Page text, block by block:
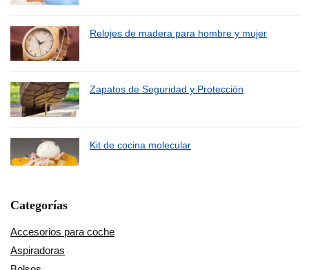
Relojes de madera para hombre y mujer
Zapatos de Seguridad y Protección
Kit de cocina molecular
Categorías
Accesorios para coche
Aspiradoras